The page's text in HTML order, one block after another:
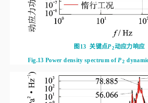
图13 关键点P 动应力响应
Fig.13
Power density spectrum of